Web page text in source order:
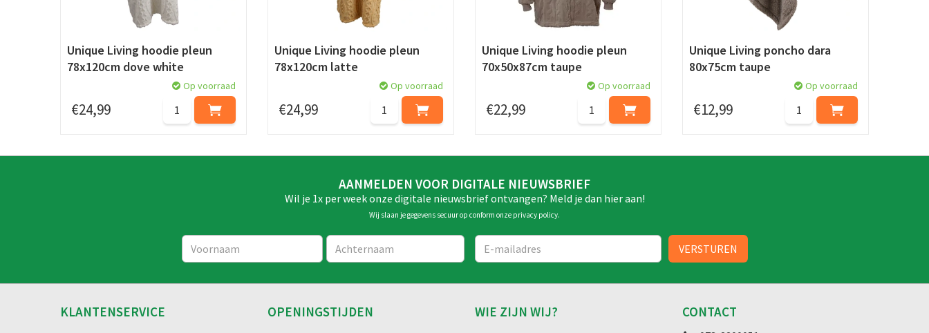
Unique Living hoodie pleun
78x120cm dove white
€24,99
Op voorraad
Unique Living hoodie pleun
78x120cm latte
€24,99
Op voorraad
Unique Living hoodie pleun
70x50x87cm taupe
€22,99
Op voorraad
Unique Living poncho dara
80x75cm taupe
€12,99
Op voorraad
AANMELDEN VOOR DIGITALE NIEUWSBRIEF
Wil je 1x per week onze digitale nieuwsbrief ontvangen? Meld je dan hier aan!
Wij slaan je gegevens secuur op conform onze privacy policy.
KLANTENSERVICE OPENINGSTIJDEN WIE ZIJN WIJ? CONTACT